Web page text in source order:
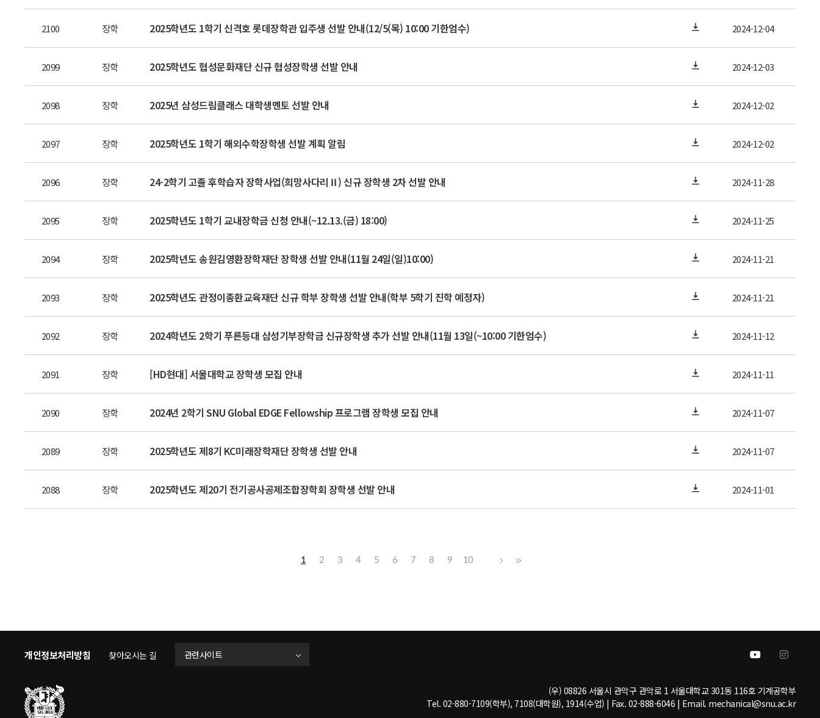
2100 장학 2025학년도 1학기 신격호 롯데장학관 입주생 선발 안내(12/5(목) 10:00 기한엄수) 2024-12-04
2099 장학 2025학년도 협성문화재단 신규 협성장학생 선발 안내 2024-12-03
2098 장학 2025년 삼성드림클래스 대학생멘토 선발 안내 2024-12-02
2097 장학 2025학년도 1학기 해외수학장학생 선발 계획 알림 2024-12-02
2096 장학 24-2학기 고졸 후학습자 장학사업(희망사다리Ⅱ) 신규 장학생 2차 선발 안내 2024-11-28
2095 장학 2025학년도 1학기 교내장학금 신청 안내(~12.13.(금) 18:00) 2024-11-25
2094 장학 2025학년도 송원김영환장학재단 장학생 선발 안내(11월 24일(일)10:00) 2024-11-21
2093 장학 2025학년도 관정이종환교육재단 신규 학부 장학생 선발 안내(학부 5학기 진학 예정자) 2024-11-21
2092 장학 2024학년도 2학기 푸른등대 삼성기부장학금 신규장학생 추가 선발 안내(11월 13일(~10:00 기한엄수) 2024-11-12
2091 장학 [HD현대] 서울대학교 장학생 모집 안내 2024-11-11
2090 장학 2024년 2학기 SNU Global EDGE Fellowship 프로그램 장학생 모집 안내 2024-11-07
2089 장학 2025학년도 제8기 KC미래장학재단 장학생 선발 안내 2024-11-07
2088 장학 2025학년도 제20기 전기공사공제조합장학회 장학생 선발 안내 2024-11-01
1 2 3 4 5 6 7 8 9 10
개인정보처리방침 찾아오시는 길 관련사이트
(우) 08826 서울시 관악구 관악로 1 서울대학교 301동 116호 기계공학부
Tel. 02-880-7109(학부), 7108(대학원), 1914(수업) | Fax. 02-888-6046 | Email. mechanical@snu.ac.kr